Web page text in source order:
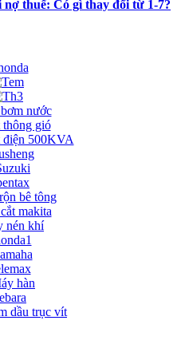
thuế: Có gì thay đổi từ 1-7?